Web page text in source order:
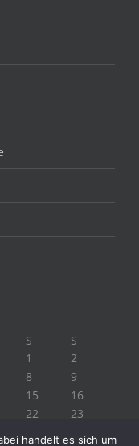
S
S
1
2
8
9
15
16
22
23
handelt es sich um